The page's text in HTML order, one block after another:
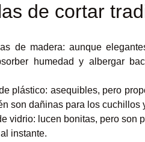
de cortar
de madera: aunque
humedad y albergar
de plástico: asequibles, pero
son dañinas para los cuchillos
de vidrio: lucen bonitas, pero
instante.